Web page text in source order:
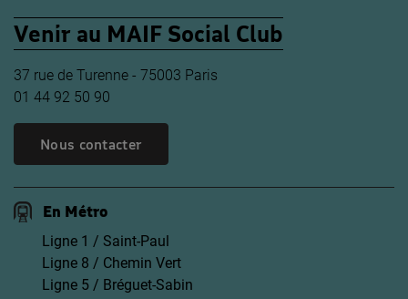
Venir au MAIF Social Club
37 rue de Turenne - 75003 Paris
01 44 92 50 90
Nous contacter
En Métro
Ligne 1 / Saint-Paul
Ligne 8 / Chemin Vert
Ligne 5 / Bréguet-Sabin